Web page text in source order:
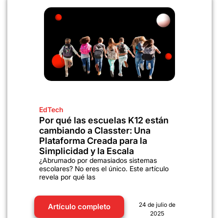
EdTech
Por qué las escuelas K12 están
cambiando a Classter: Una
Plataforma Creada para la
Simplicidad y la Escala
¿Abrumado por demasiados sistemas
escolares? No eres el único. Este artículo
revela por qué las
Artículo completo
24 de julio de
2025